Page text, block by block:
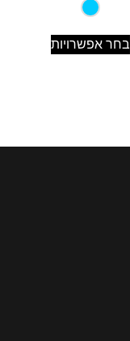
בחר אפשרויות